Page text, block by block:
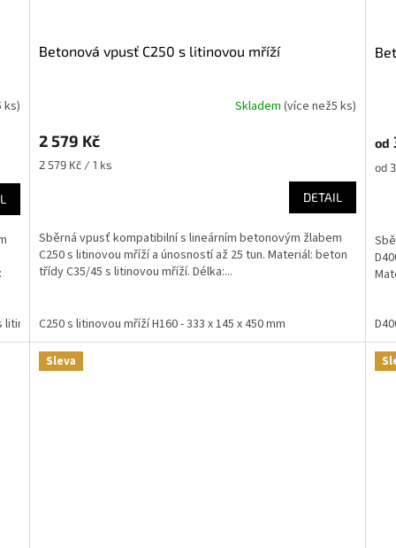
ks)
litinovou mříží H160 - 333 x 130 x 380 mm B125 s litinovou mříží H160 -
Betonová vpusť C250 s litinovou mříží
Skladem (více než5 ks)
2 579 Kč
Měrná
2 579 Kč / 1 ks
DETAIL
Sběrná vpusť kompatibilní s lineárním betonovým žlabem
C250 s litinovou mříží a únosností až 25 tun. Materiál: beton
třídy C35/45 s litinovou mříží. Délka:...
C250 s litinovou mříží H160 - 333 x 145 x 450 mm
od
od
Sleva